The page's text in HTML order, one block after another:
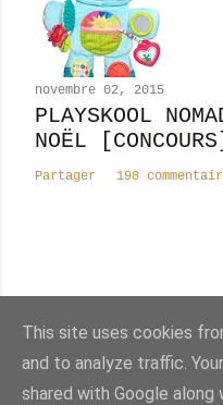
novembre 02, 2015
PLAYSKOOL
NOËL [CONCOURS]
Partager 198
45017
This site uses cookies
and to analyze traffic.
shared with Google